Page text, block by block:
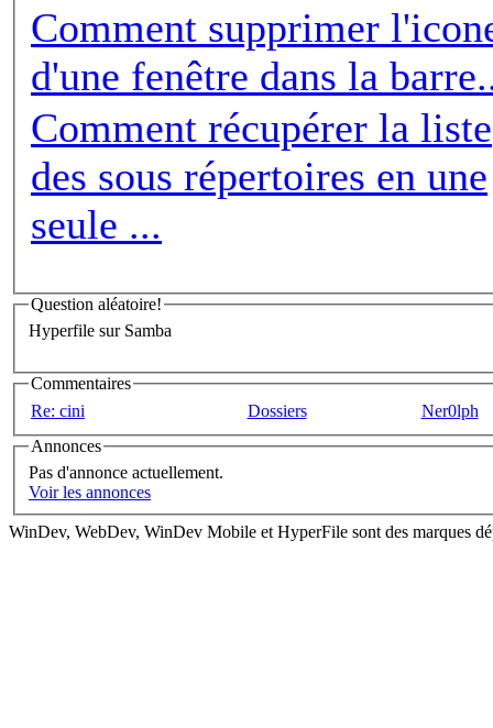
Comment supprimer
d'une fenêtre dans la
Comment récupérer la liste
des sous répertoires en une
seule ...
Question aléatoire!
Hyperfile sur Samba
Commentaires
Re: cini
Dossiers
Ner0lph
Annonces
Pas d'annonce actuellement.
Voir les annonces
WinDev, WebDev, WinDev Mobile et HyperFile sont des marques